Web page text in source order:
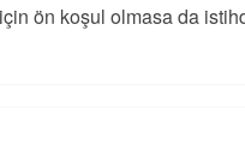
ön koşul olmasa da